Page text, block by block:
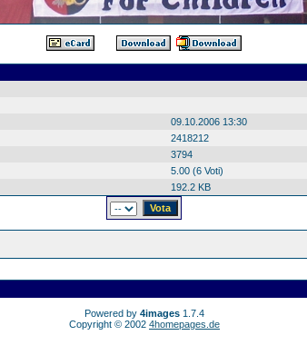
09.10.2006 13:30
2418212
3794
5.00 (6 Voti)
192.2 KB
Powered by 4images 1.7.4
Copyright © 2002 4homepages.de